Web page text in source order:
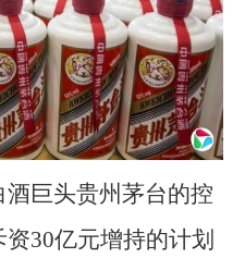
酒巨头贵州茅台的控
30亿元增持的计划